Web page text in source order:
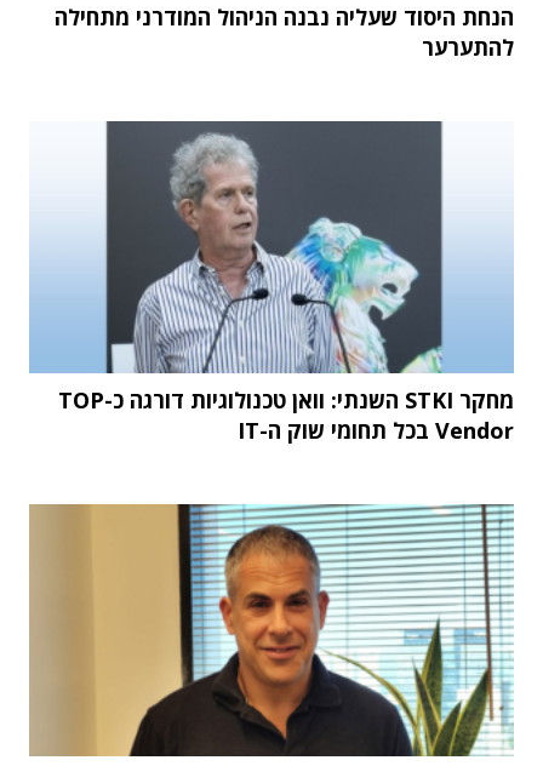
הנחת היסוד שעליה נבנה הניהול המודרני מתחילה
להתערער
מחקר STKI השנתי: וואן טכנולוגיות דורגה כ-TOP
Vendor בכל תחומי שוק ה-IT